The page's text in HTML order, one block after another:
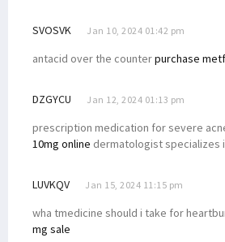
SVOSVK Jan 10, 2024 01:42 pm
antacid over the counterpurchase
DZGYCU Jan 12, 2024 01:13 pm
prescription medication for severe
10mg online dermatologist specializes
LUVKQV Jan 15, 2024 11:15 pm
wha tmedicine should i take for
mg sale